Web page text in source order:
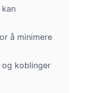
å minimere
og koblinger